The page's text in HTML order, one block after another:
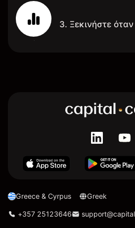
3. Ξεκινήστε όταν
Greece & Cyrpus Greek
+357 25123646